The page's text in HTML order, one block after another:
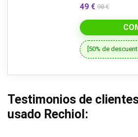
49 € 98 €
[50% de
Testimonios de
usado Rechiol: